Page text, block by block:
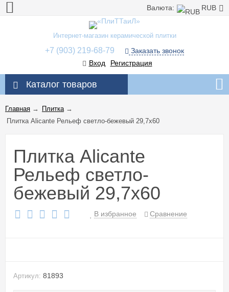
Валюта: RUB
Интернет-магазин керамической плитки
+7 (903) 219-68-79
Заказать звонок
Вход
Регистрация
Каталог товаров
Главная → Плитка→
Плитка Alicante Рельеф светло-бежевый 29,7x60
Плитка Alicante
Рельеф светло-
бежевый 29,7x60
В избранное Сравнение
Артикул: 81893